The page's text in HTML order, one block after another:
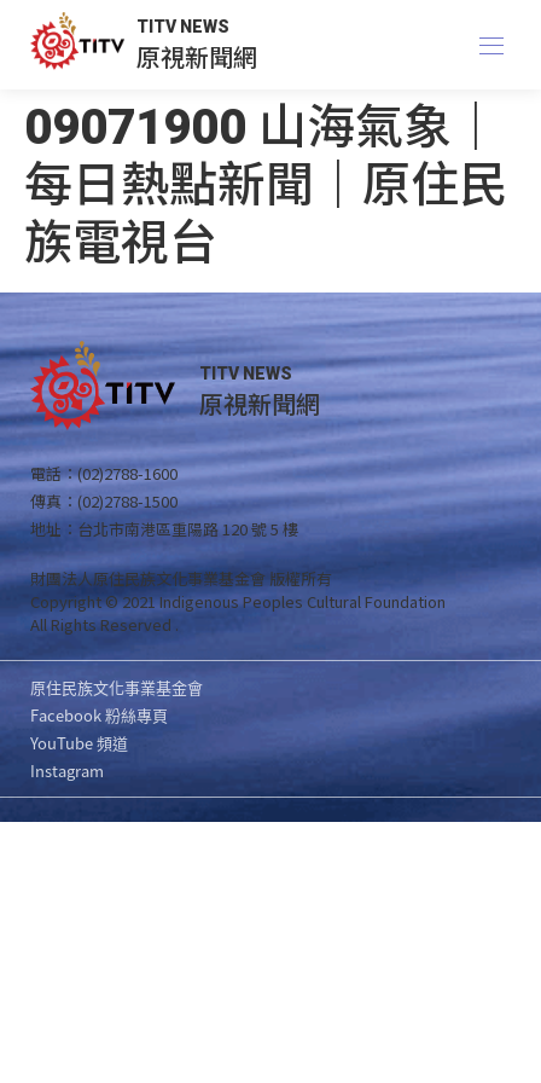
TITV NEWS
原視新聞網
09071900 山海氣象｜
每日熱點新聞｜原住民
族電視台
TITV NEWS
原視新聞網
電話：(02)2788-1600
傳真：(02)2788-1500
地址：台北市南港區重陽路 120 號 5 樓
財團法人原住民族文化事業基金會 版權所有
Copyright © 2021 Indigenous Peoples Cultural Foundation
All Rights Reserved .
原住民族文化事業基金會
Facebook 粉絲專頁
YouTube 頻道
Instagram